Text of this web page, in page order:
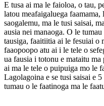
E tusa ai ma le faioloa, o tau,
latou meafaigaluega faamama,
saogalemu, ma le tusi saisai,
ausia nei manaoga. O le
tausiga, faaitiitia ai le fesuiai o
faaopoopo atu ai i le tele o
ua fausia i totonu e mataitu
ai ma le tele o puipuiga mo le
Lagolagoina e se tusi saisai e
tumau o le faatinoga ma le